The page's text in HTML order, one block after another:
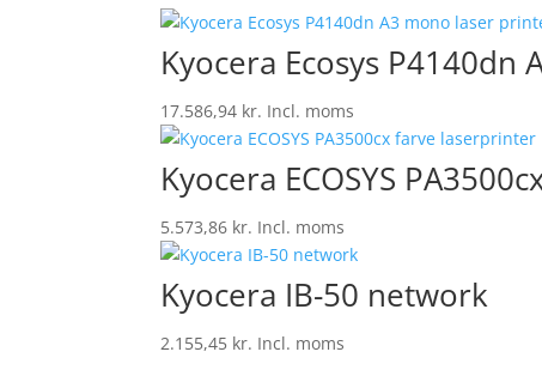
Kyocera Ecosys
17.586,94 kr. Incl. moms
Kyocera ECOSYS
5.573,86 kr. Incl. moms
Kyocera IB-50 network
2.155,45 kr. Incl. moms